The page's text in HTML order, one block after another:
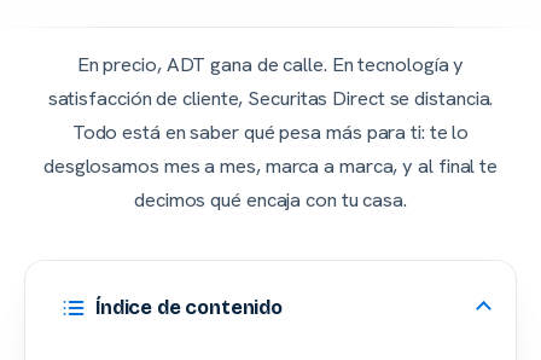
En precio, ADT gana de calle. En tecnología y
satisfacción de cliente, Securitas Direct se distancia.
Todo está en saber qué pesa más para ti: te lo
desglosamos mes a mes, marca a marca, y al final te
decimos qué encaja con tu casa.
Índice de contenido